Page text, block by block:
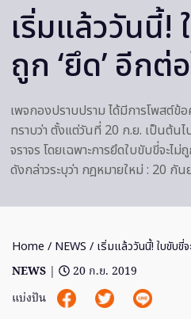
เริ่มแล้ววันนี้!
ถูก ‘ยึด’ อีกต่
เพจกองปราบปราม ได้มีการโพสต์ข้
ทราบว่า ตั้งแต่วันที่ 20 ก.ย. เป็นต้น
จราจร โดยเฉพาะการยึดใบขับขี่จะไ
ดังกล่าวระบุว่า กฎหมายใหม่ : 20 กั
Home / NEWS / เริ่มแล้ววันนี้! ใบขับขี่
NEWS |
20 ก.ย. 2019
แบ่งปัน